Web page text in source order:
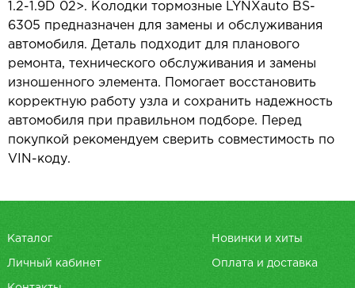
1.2-1.9D 02>. Колодки тормозные LYNXauto BS-
6305 предназначен для замены и обслуживания
автомобиля. Деталь подходит для планового
ремонта, технического обслуживания и замены
изношенного элемента. Помогает восстановить
корректную работу узла и сохранить надежность
автомобиля при правильном подборе. Перед
покупкой рекомендуем сверить совместимость по
VIN-коду.
Каталог Новинки и хиты
Личный кабинет Оплата и доставка